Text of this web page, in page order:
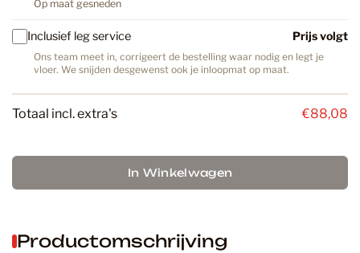
Op maat gesneden
Inclusief leg service Prijs volgt
Ons team meet in, corrigeert de bestelling waar nodig en legt je
vloer. We snijden desgewenst ook je inloopmat op maat.
Totaal incl. extra's €88,08
In Winkelwagen
Productomschrijving